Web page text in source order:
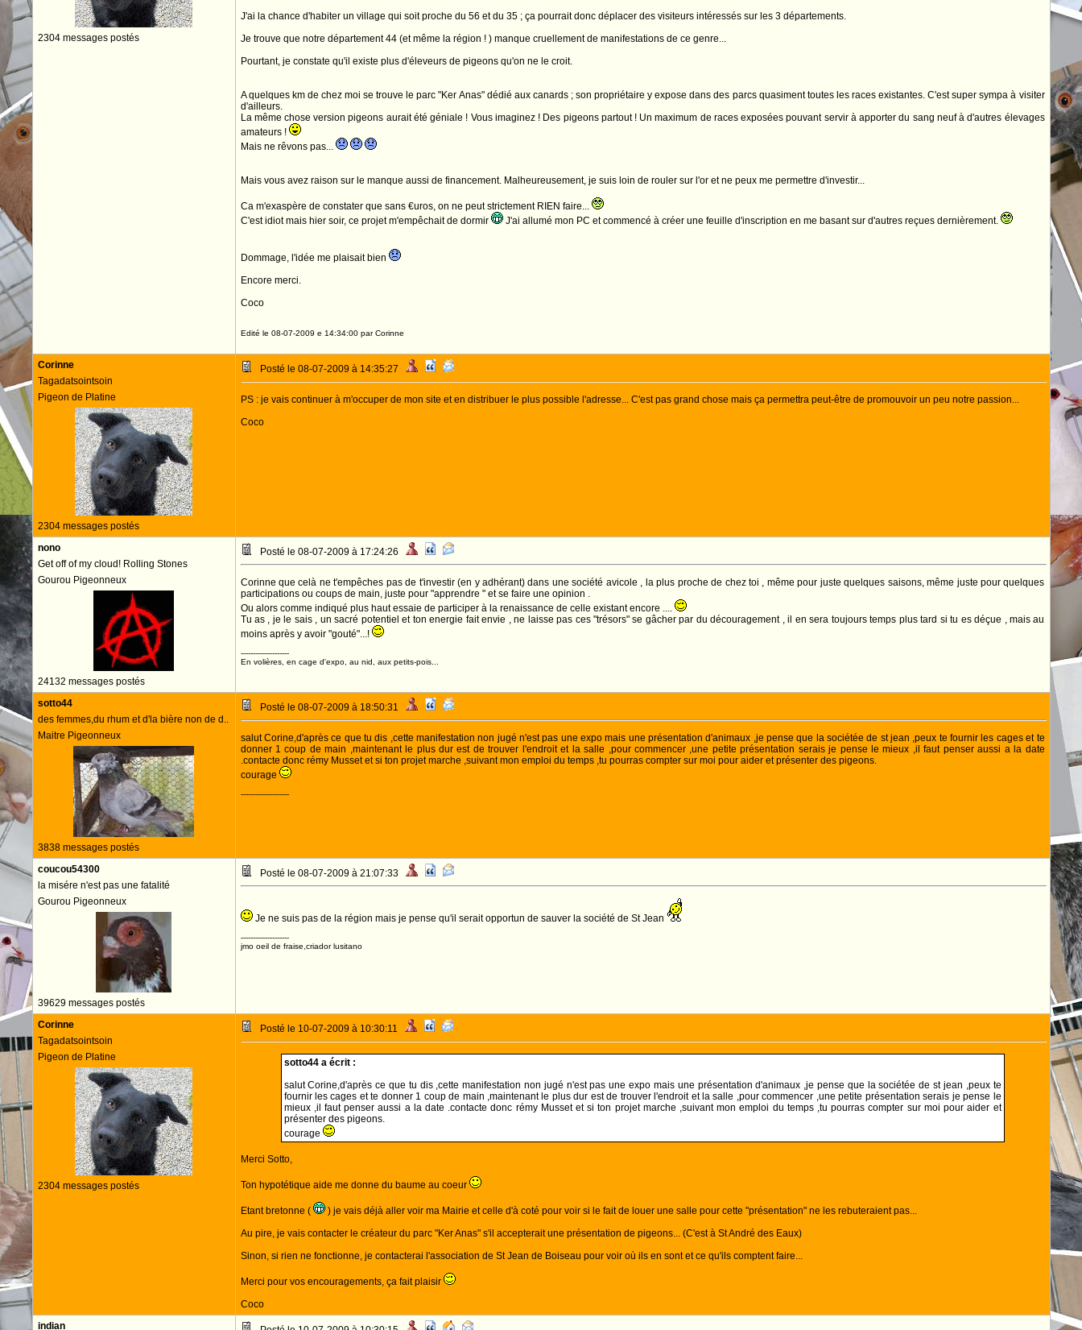
2304 messages postés
J'ai la chance d'habiter un village qui soit proche du 56 et du 35 ; ça pourrait donc déplacer des visiteurs intéressés sur les 3 départements.
Je trouve que notre département 44 (et même la région ! ) manque cruellement de manifestations de ce genre...
Pourtant, je constate qu'il existe plus d'éleveurs de pigeons qu'on ne le croit.
A quelques km de chez moi se trouve le parc "Ker Anas" dédié aux canards ; son propriétaire y expose dans des parcs quasiment toutes les races existantes. C'est super sympa à visiter
d'ailleurs.
La même chose version pigeons aurait été géniale ! Vous imaginez ! Des pigeons partout ! Un maximum de races exposées pouvant servir à apporter du sang neuf à d'autres élevages
amateurs !
Mais ne rêvons pas...
Mais vous avez raison sur le manque aussi de financement. Malheureusement, je suis loin de rouler sur l'or et ne peux me permettre d'investir...
Ca m'exaspère de constater que sans €uros, on ne peut strictement RIEN faire...
C'est idiot mais hier soir, ce projet m'empêchait de dormir
J'ai allumé mon PC et commencé à créer une feuille d'inscription en me basant sur d'autres reçues dernièrement.
Dommage, l'idée me plaisait bien
Encore merci.
Coco
Edité le 08-07-2009 e 14:34:00 par Corinne
Corinne
Tagadatsointsoin
Pigeon de Platine
2304 messages postés
Posté le 08-07-2009 à 14:35:27
PS : je vais continuer à m'occuper de mon site et en distribuer le plus possible l'adresse... C'est pas grand chose mais ça permettra peut-être de promouvoir un peu notre passion...
Coco
nono
Get off of my cloud! Rolling Stones
Gourou Pigeonneux
24132 messages postés
Posté le 08-07-2009 à 17:24:26
Corinne que celà ne t'empêches pas de t'investir (en y adhérant) dans une société avicole , la plus proche de chez toi , même pour juste quelques saisons, même juste pour quelques
participations ou coups de main, juste pour "apprendre " et se faire une opinion .
Ou alors comme indiqué plus haut essaie de participer à la renaissance de celle existant encore ....
Tu as , je le sais , un sacré potentiel et ton energie fait envie , ne laisse pas ces "trésors" se gâcher par du découragement , il en sera toujours temps plus tard si tu es déçue , mais au
moins après y avoir "gouté"...!
--------------------
En volières, en cage d'expo, au nid, aux petits-pois...
sotto44
des femmes,du rhum et d'la bière non de d..
Maitre Pigeonneux
3838 messages postés
Posté le 08-07-2009 à 18:50:31
salut Corine,d'après ce que tu dis ,cette manifestation non jugé n'est pas une expo mais une présentation d'animaux ,je pense que la sociétée de st jean ,peux te fournir les cages et te
donner 1 coup de main ,maintenant le plus dur est de trouver l'endroit et la salle ,pour commencer ,une petite présentation serais je pense le mieux ,il faut penser aussi a la date
.contacte donc rémy Musset et si ton projet marche ,suivant mon emploi du temps ,tu pourras compter sur moi pour aider et présenter des pigeons.
courage
--------------------
coucou54300
la misére n'est pas une fatalité
Gourou Pigeonneux
39629 messages postés
Posté le 08-07-2009 à 21:07:33
Je ne suis pas de la région mais je pense qu'il serait opportun de sauver la société de St Jean
--------------------
jmo oeil de fraise,criador lusitano
Corinne
Tagadatsointsoin
Pigeon de Platine
2304 messages postés
Posté le 10-07-2009 à 10:30:11
sotto44 a écrit :
salut Corine,d'après ce que tu dis ,cette manifestation non jugé n'est pas une expo mais une présentation d'animaux ,je pense que la sociétée de st jean ,peux te
fournir les cages et te donner 1 coup de main ,maintenant le plus dur est de trouver l'endroit et la salle ,pour commencer ,une petite présentation serais je pense le
mieux ,il faut penser aussi a la date .contacte donc rémy Musset et si ton projet marche ,suivant mon emploi du temps ,tu pourras compter sur moi pour aider et
présenter des pigeons.
courage
Merci Sotto,
Ton hypotétique aide me donne du baume au coeur
Etant bretonne (
) je vais déjà aller voir ma Mairie et celle d'à coté pour voir si le fait de louer une salle pour cette "présentation" ne les rebuteraient pas...
Au pire, je vais contacter le créateur du parc "Ker Anas" s'il accepterait une présentation de pigeons... (C'est à St André des Eaux)
Sinon, si rien ne fonctionne, je contacterai l'association de St Jean de Boiseau pour voir où ils en sont et ce qu'ils comptent faire...
Merci pour vos encouragements, ça fait plaisir
Coco
indian